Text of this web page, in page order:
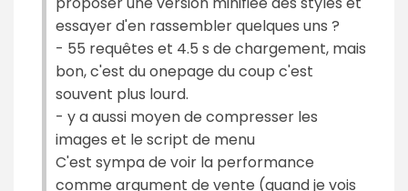
essayer d'en rassembler quelques uns ?
- 55 requêtes et 4.5 s de chargement, mais
bon, c'est du onepage du coup c'est
souvent plus lourd.
- y a aussi moyen de compresser les
images et le script de menu
C'est sympa de voir la performance
comme argument de vente (quand je vois